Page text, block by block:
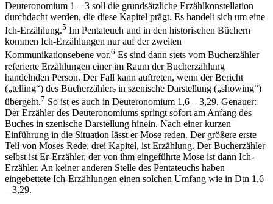
Deuteronomium 1 – 3 soll die grundsätzliche Erzählkonstellation
durchdacht werden, die diese Kapitel prägt. Es handelt sich um eine
Ich-Erzählung.5 Im Pentateuch und in den historischen Büchern
kommen Ich-Erzählungen nur auf der zweiten
Kommunikationsebene vor.6 Es sind dann stets vom Bucherzähler
referierte Erzählungen einer im Raum der Bucherzählung
handelnden Person. Der Fall kann auftreten, wenn der Bericht
(„telling“) des Bucherzählers in szenische Darstellung („showing“)
übergeht.7 So ist es auch in Deuteronomium 1,6 – 3,29. Genauer:
Der Erzähler des Deuteronomiums springt sofort am Anfang des
Buches in szenische Darstellung hinein. Nach einer kurzen
Einführung in die Situation lässt er Mose reden. Der größere erste
Teil von Moses Rede, drei Kapitel, ist Erzählung. Der Bucherzähler
selbst ist Er-Erzähler, der von ihm eingeführte Mose ist dann Ich-
Erzähler. An keiner anderen Stelle des Pentateuchs haben
eingebettete Ich-Erzählungen einen solchen Umfang wie in Dtn 1,6
– 3,29.